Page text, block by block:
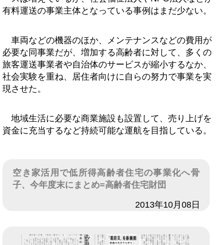
有料運送の事業主体となっている事例はまだ少ない。
車両などの機器のほか、メンテナンスなどの費用が
必要な同事業だが、増加する高齢者に対して、多くの
旅客運送事業者や自治体のサービスが縮小するなか、
社会実験を重ね、居住者向けに自らの努力で事業を実
現させた。
地域生活に必要な商業施設も設置して、売り上げを
資金に充当するなど持続可能な運航を目指している。
空き家活用で低所得高齢者住宅の事業化へ骨
子、今年度末にまとめ=高齢者住宅財団
2013年10月08日